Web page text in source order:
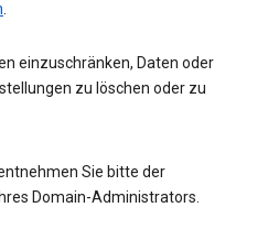
.
einzuschränken, Daten oder
zu löschen oder zu
Sie bitte der
Domain-Administrators.